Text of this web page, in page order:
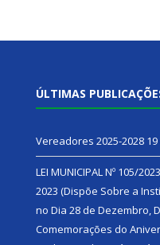
ÚLTIMAS
Vereadores 2025-2028
LEI MUNICIPAL Nº 105/
2023 (Dispõe Sobre a
no Dia 28 de Dezembro,
Comemorações do